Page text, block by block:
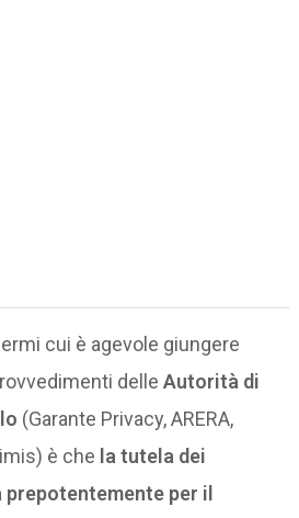
cui è agevole giungere
delleAutorità di
(Garante Privacy, ARERA,
è che la tutela dei
per il